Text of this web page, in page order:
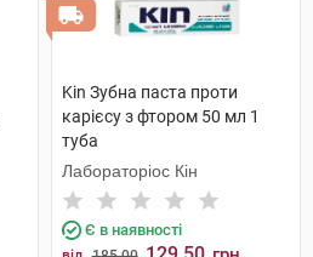
Kin Зубна паста проти
карієсу з фтором 50 мл 1
туба
Лабораторіос Кін
Є в наявності